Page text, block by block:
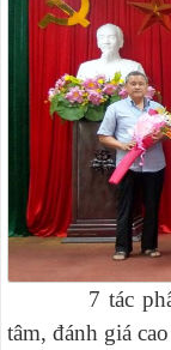
7 tác phẩm
tâm, đánh giá